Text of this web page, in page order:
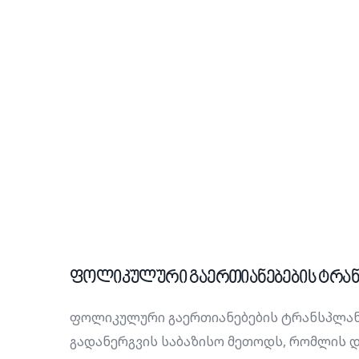
ფოლიკულური გაერთიანებების
ფოლიკულური გაერთიანებების
გადანერგვის საბაზისო მეთოდს,